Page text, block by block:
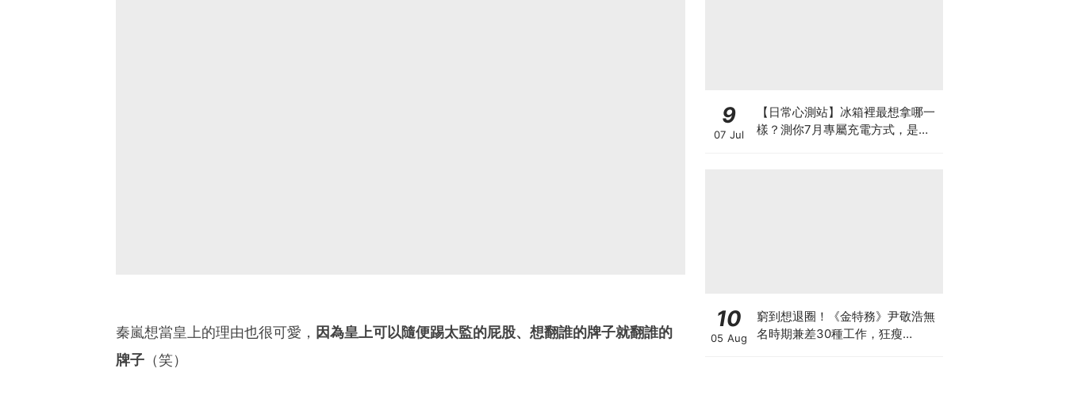
秦嵐想當皇上的理由也很可愛， 因為皇上可以隨便踢太監的屁股、想翻誰的牌子就翻誰的
牌子（笑）
9
07 Jul
【日常心測站】冰箱裡最想拿哪一
樣？測你7月專屬充電方式，是朋
10
05 Aug
窮到想退圈！《金特務》尹敬浩無
名時期兼差30種工作，狂瘦